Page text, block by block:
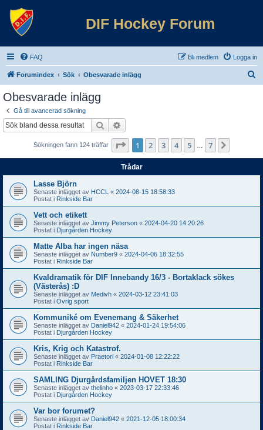
DIF Hockey Forum
FAQ Logga in
Bli medlem
Forumindex Sök Obesvarade inlägg
Obesvarade inlägg
Gå till avancerad sökning
Sök
Sökningen fann 124 träffar Sida av 7
1 2 3 4 5 7
Trådar
Lasse Björn
Senaste inlägget av HCCL « 2024-08-15 18:58:33
Postat i Rinkside Bar
Vett och etikett
Senaste inlägget av Jimmy Peterson « 2024-04-20 14:20:26
Postat i Djurgården Hockey
Matte Alba har ingen näsa
Senaste inlägget av Number9 « 2024-04-06 18:32:55
Postat i Rinkside Bar
Kvaldramatik för DIF Innebandy 16/3 - Bortaklack sökes
(Västerås) :D
Senaste inlägget av Medivh « 2024-03-12 23:41:03
Postat i Övrig sport
Kommuniké om Evenemang & Säkerhet
Senaste inlägget av Daniel942 « 2024-01-24 19:54:06
Postat i Djurgården Hockey
Kris, Krig och Katastrof.
Senaste inlägget av Praetori « 2024-01-08 12:22:22
Postat i Rinkside Bar
SAMLING Djurgårdsfamiljen HOVET 18:30
Senaste inlägget av thelinho « 2023-03-17 22:33:46
Postat i Djurgården Hockey
Var bor forumet?
Senaste inlägget av Daniel942 « 2021-12-05 18:00:34
Postat i Rinkside Bar